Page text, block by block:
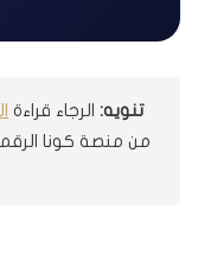
تنويه:الرجاء قراءة
من منصة كونا